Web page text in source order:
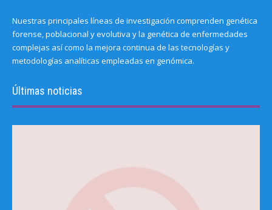
Nuestras principales líneas de investigación comprenden genética
forense, poblacional y evolutiva y la genética de enfermedades
complejas así como la mejora continua de las tecnologías y
metodologías analíticas empleadas en genómica.
Últimas noticias